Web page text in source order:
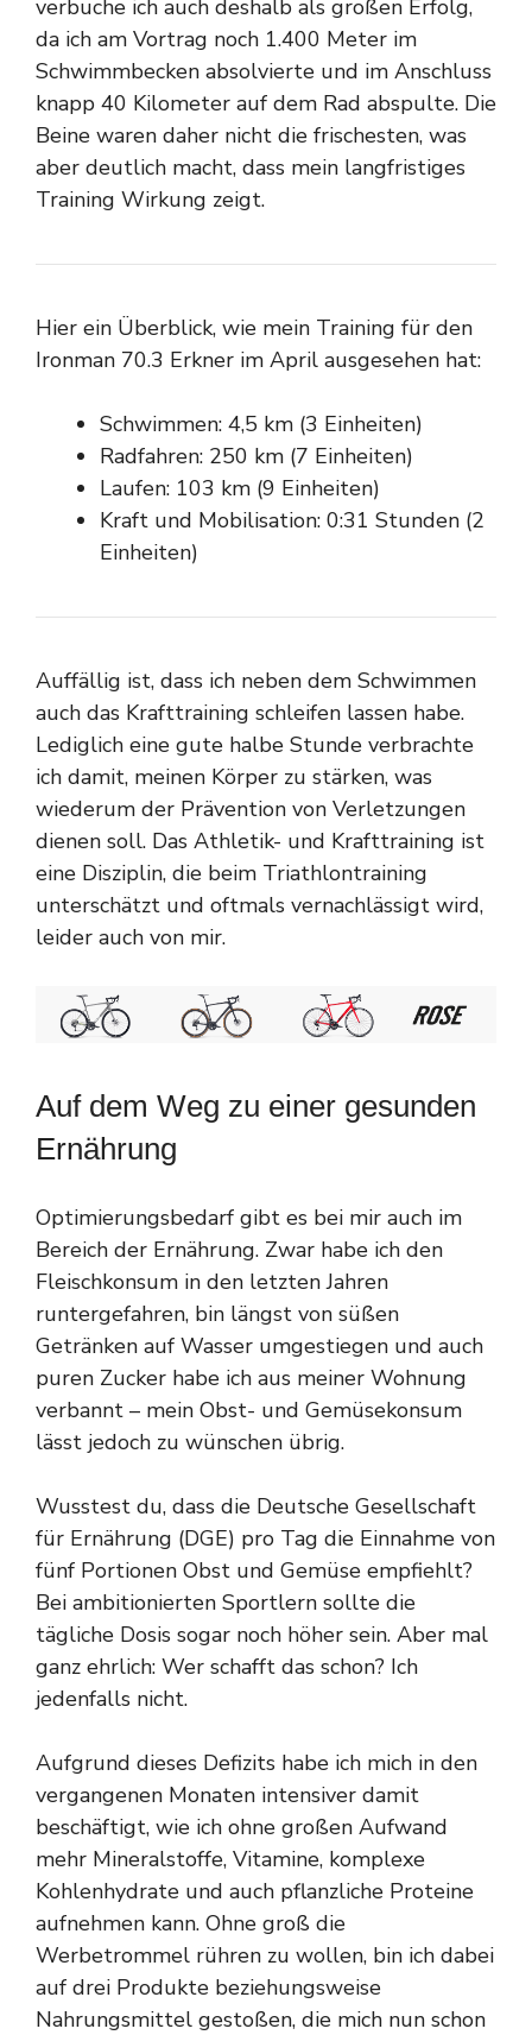
verbuche ich auch deshalb als großen Erfolg,
da ich am Vortrag noch 1.400 Meter im
Schwimmbecken absolvierte und im Anschluss
knapp 40 Kilometer auf dem Rad abspulte. Die
Beine waren daher nicht die frischesten, was
aber deutlich macht, dass mein langfristiges
Training Wirkung zeigt.
Hier ein Überblick, wie mein Training für den
Ironman 70.3 Erkner im April ausgesehen hat:
Schwimmen: 4,5 km (3 Einheiten)
Radfahren: 250 km (7 Einheiten)
Laufen: 103 km (9 Einheiten)
Kraft und Mobilisation: 0:31 Stunden (2
Einheiten)
Auffällig ist, dass ich neben dem Schwimmen
auch das Krafttraining schleifen lassen habe.
Lediglich eine gute halbe Stunde verbrachte
ich damit, meinen Körper zu stärken, was
wiederum der Prävention von Verletzungen
dienen soll. Das Athletik- und Krafttraining ist
eine Disziplin, die beim Triathlontraining
unterschätzt und oftmals vernachlässigt wird,
leider auch von mir.
Auf dem Weg zu einer gesunden
Ernährung
Optimierungsbedarf gibt es bei mir auch im
Bereich der Ernährung. Zwar habe ich den
Fleischkonsum in den letzten Jahren
runtergefahren, bin längst von süßen
Getränken auf Wasser umgestiegen und auch
puren Zucker habe ich aus meiner Wohnung
verbannt – mein Obst- und Gemüsekonsum
lässt jedoch zu wünschen übrig.
Wusstest du, dass die Deutsche Gesellschaft
für Ernährung (DGE) pro Tag die Einnahme von
fünf Portionen Obst und Gemüse empfiehlt?
Bei ambitionierten Sportlern sollte die
tägliche Dosis sogar noch höher sein. Aber mal
ganz ehrlich: Wer schafft das schon? Ich
jedenfalls nicht.
Aufgrund dieses Defizits habe ich mich in den
vergangenen Monaten intensiver damit
beschäftigt, wie ich ohne großen Aufwand
mehr Mineralstoffe, Vitamine, komplexe
Kohlenhydrate und auch pflanzliche Proteine
aufnehmen kann. Ohne groß die
Werbetrommel rühren zu wollen, bin ich dabei
auf drei Produkte beziehungsweise
Nahrungsmittel gestoßen, die mich nun schon